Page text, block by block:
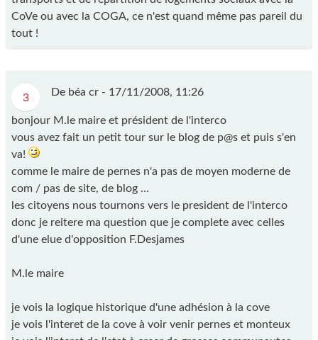
CoVe ou avec la COGA, ce n'est quand même pas pareil du
tout !
3 De béa cr - 17/11/2008, 11:26
bonjour M.le maire et président de l'interco
vous avez fait un petit tour sur le blog de p@s et puis s'en
va!
comme le maire de pernes n'a pas de moyen moderne de
com / pas de site, de blog ...
les citoyens nous tournons vers le president de l'interco
donc je reitere ma question que je complete avec celles
d'une elue d'opposition F.Desjames
M.le maire
je vois la logique historique d'une adhésion à la cove
je vois l'interet de la cove à voir venir pernes et monteux